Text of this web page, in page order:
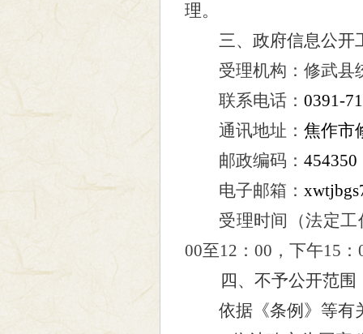
理。
三、政府信息公开
受理机构：修武县
联系电话：0391-
通讯地址：焦作市
邮政编码：454350
电子邮箱：
受理时间（法定
00至12 ： 00 ，下午15 ：
四、不予公开范围
依据《条例》等有